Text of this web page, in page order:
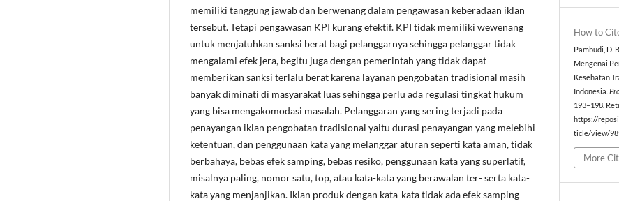
memiliki tanggung jawab dan berwenang dalam pengawasan keberadaan iklan
tersebut. Tetapi pengawasan KPI kurang efektif. KPI tidak memiliki wewenang
untuk menjatuhkan sanksi berat bagi pelanggarnya sehingga pelanggar tidak
mengalami efek jera, begitu juga dengan pemerintah yang tidak dapat
memberikan sanksi terlalu berat karena layanan pengobatan tradisional masih
banyak diminati di masyarakat luas sehingga perlu ada regulasi tingkat hukum
yang bisa mengakomodasi masalah. Pelanggaran yang sering terjadi pada
penayangan iklan pengobatan tradisional yaitu durasi penayangan yang melebihi
ketentuan, dan penggunaan kata yang melanggar aturan seperti kata aman, tidak
berbahaya, bebas efek samping, bebas resiko, penggunaan kata yang superlatif,
misalnya paling, nomor satu, top, atau kata-kata yang berawalan ter- serta kata-
kata yang menjanjikan. Iklan produk dengan kata-kata tidak ada efek samping
How to
Pambudi, D.
Mengenai
Kesehatan
Indonesia.
193–198.
https://
ticle/view/
More